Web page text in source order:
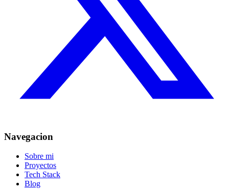
Navegacion
Sobre mi
Proyectos
Tech Stack
Blog